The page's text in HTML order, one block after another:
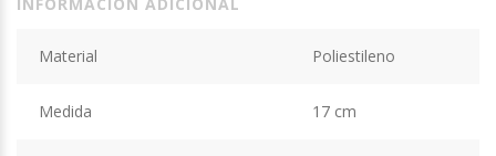
Material Poliestileno
Medida 17 cm